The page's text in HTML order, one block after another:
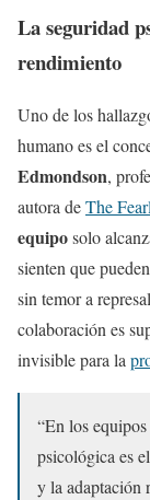
La seguridad
rendimiento
Uno de los
humano es el
Edmondson,
autora deThe
equiposolo
sienten que
sin temor a
colaboración es
invisible para la
“En los
psicológica es
y la adaptación